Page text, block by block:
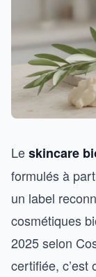
Leskincare
formulés à
un label
cosmétiques
2025 selon
certifiée, c’est